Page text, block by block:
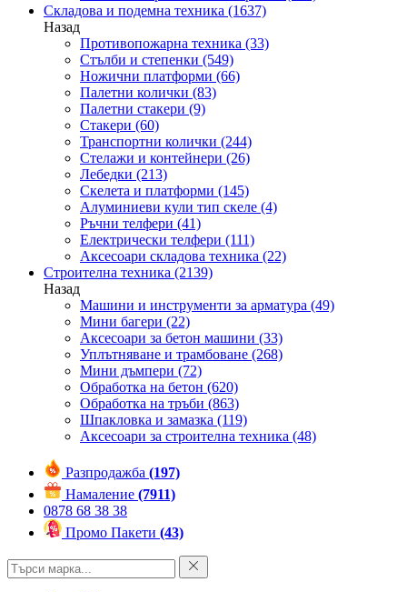
Складова и подемна техника (1637)
Назад
Противопожарна техника (33)
Стълби и степенки (549)
Ножични платформи (66)
Палетни колички (83)
Палетни стакери (9)
Стакери (60)
Транспортни колички (244)
Стелажи и контейнери (26)
Лебедки (213)
Скелета и платформи (145)
Алуминиеви кули тип скеле (4)
Ръчни телфери (41)
Електрически телфери (111)
Аксесоари складова техника (22)
Строителна техника (2139)
Назад
Машини и инструменти за арматура (49)
Мини багери (22)
Аксесоари за бетон машини (33)
Уплътняване и трамбоване (268)
Мини дъмпери (72)
Обработка на бетон (620)
Обработка на тръби (863)
Шпакловка и замазка (119)
Аксесоари за строителна техника (48)
Разпродажба (197)
Намаление (7911)
0878 68 38 38
Промо Пакети (43)